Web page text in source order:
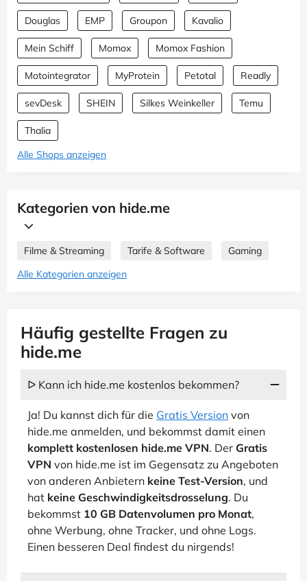
Douglas EMP Groupon Kavalio
Mein Schiff Momox Momox Fashion
Motointegrator MyProtein Petotal Readly
sevDesk SHEIN Silkes Weinkeller Temu
Thalia
Alle Shops anzeigen
Kategorien von hide.me
Filme & Streaming Tarife & Software
Gaming
Alle Kategorien anzeigen
Häufig gestellte Fragen zu
hide.me
ᐅ Kann ich hide.me kostenlos bekommen?
Ja! Du kannst dich für die Gratis Version von
hide.me anmelden, und bekommst damit einen
komplett kostenlosen hide.me VPN. Der Gratis
VPN von hide.me ist im Gegensatz zu Angeboten
von anderen Anbietern keine Test-Version, und
hat keine Geschwindigkeitsdrosselung. Du
bekommst 10 GB Datenvolumen pro Monat,
ohne Werbung, ohne Tracker, und ohne Logs.
Einen besseren Deal findest du nirgends!